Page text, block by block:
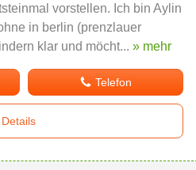
vorstellen. Ich bin Aylin
in berlin (prenzlauer
klar und möcht... » mehr
Telefon
Details